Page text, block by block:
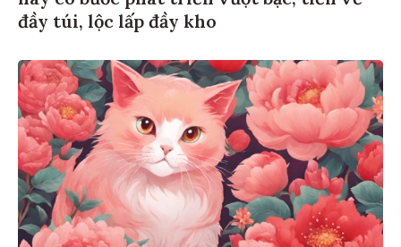
đầy túi, lộc lấp đầy kho